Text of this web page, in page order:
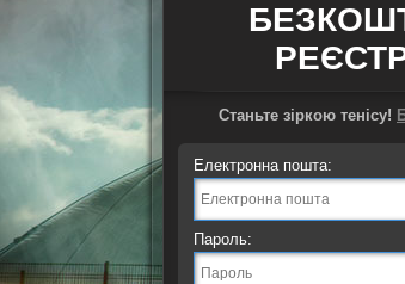
Станьте зіркою тенісу!
Електронна пошта:
Пароль: